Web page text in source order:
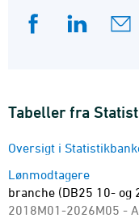
Tabeller fra
Oversigt i
Lønmodtagere
branche (DB25 10- og
2018M01-2026M05 -